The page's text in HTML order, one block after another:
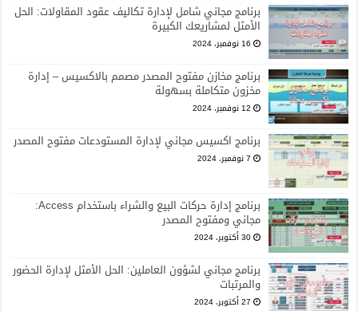
برنامج مجاني شامل لإدارة تكاليف عقود المقاولات: الحل
الأمثل لمشاريعك الكبيرة
16 نوفمبر، 2024
برنامج مخازن مفتوح المصدر مصمم بالاكسيس – إدارة
مخزون متكاملة بسهولة
12 نوفمبر، 2024
برنامج اكسيس مجاني لإدارة المستودعات مفتوح المصدر
7 نوفمبر، 2024
برنامج إدارة حركات البيع والشراء باستخدام Access:
مجاني ومفتوح المصدر
30 أكتوبر، 2024
برنامج مجاني لشؤون العاملين: الحل الأمثل لإدارة الحضور
والمرتبات
27 أكتوبر، 2024